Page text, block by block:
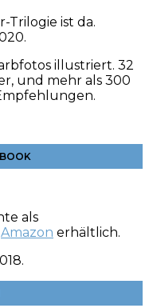
Trilogie ist da.
illustriert. 32
und mehr als 300
als
Amazon erhältlich.